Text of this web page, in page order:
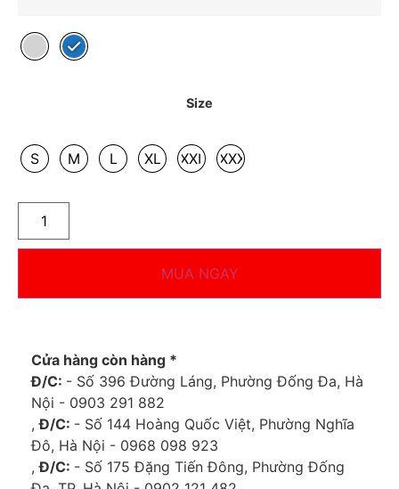
Size
S M L XL XXL XXXL
MUA NGAY
Cửa hàng còn hàng *
Đ/C: - Số 396 Đường Láng, Phường Đống Đa, Hà
Nội - 0903 291 882
,Đ/C: - Số 144 Hoàng Quốc Việt, Phường Nghĩa
Đô, Hà Nội - 0968 098 923
,Đ/C: - Số 175 Đặng Tiến Đông, Phường Đống